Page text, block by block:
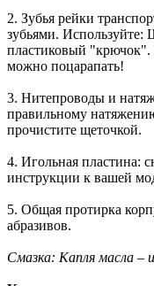
2. Зубья рейки
зубьями. Используйте:
пластиковый
можно поцарапать!
3. Нитепроводы и
правильному
прочистите щеточкой.
4. Игольная пластина:
инструкции к вашей
5. Общая протирка
абразивов.
Смазка: Капля масла –